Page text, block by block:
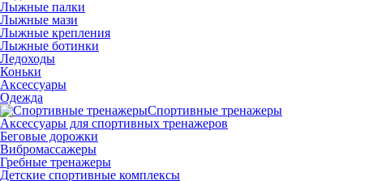
Лыжные палки
Лыжные мази
Лыжные крепления
Лыжные ботинки
Ледоходы
Коньки
Аксессуары
Одежда
Спортивные тренажеры
Аксессуары для спортивных тренажеров
Беговые дорожки
Вибромассажеры
Гребные тренажеры
Детские спортивные комплексы